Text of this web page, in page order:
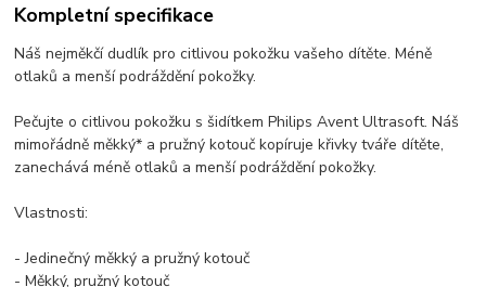
Kompletní specifikace
Náš nejměkčí dudlík pro citlivou pokožku vašeho dítěte. Méně
otlaků a menší podráždění pokožky.
Pečujte o citlivou pokožku s šidítkem Philips Avent Ultrasoft. Náš
mimořádně měkký* a pružný kotouč kopíruje křivky tváře dítěte,
zanechává méně otlaků a menší podráždění pokožky.
Vlastnosti:
- Jedinečný měkký a pružný kotouč
- Měkký, pružný kotouč